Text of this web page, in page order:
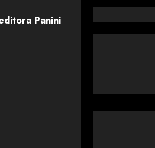
Panini